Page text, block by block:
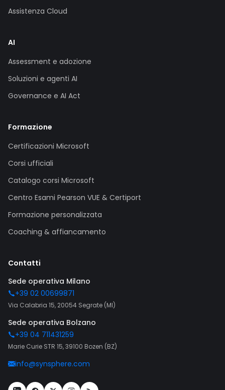
Assistenza Cloud
AI
Assessment e adozione
Soluzioni e agenti AI
Governance e AI Act
Formazione
Certificazioni Microsoft
Corsi ufficiali
Catalogo corsi Microsoft
Centro Esami Pearson VUE & Certiport
Formazione personalizzata
Coaching & affiancamento
Contatti
Sede operativa Milano
+39 02 00699871
Via Calabria 15, 20054 Segrate (MI)
Sede operativa Bolzano
+39 04 711431259
Marie Curie STR 15, 39100 Bozen (BZ)
info@synsphere.com